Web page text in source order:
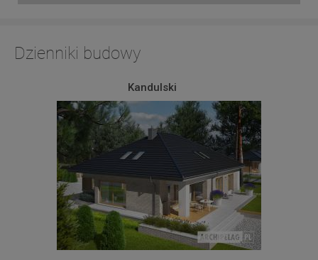
Dzienniki budowy
Kandulski